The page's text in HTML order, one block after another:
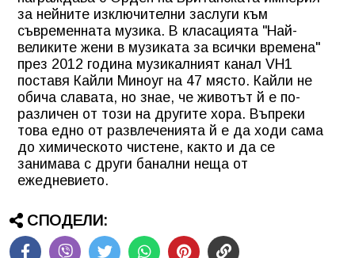
за нейните изключителни заслуги към
съвременната музика. В класацията "Най-
великите жени в музиката за всички времена"
през 2012 година музикалният канал VH1
поставя Кайли Миноуг на 47 място. Кайли не
обича славата, но знае, че животът й е по-
различен от този на другите хора. Въпреки
това едно от развлеченията й е да ходи сама
до химическото чистене, както и да се
занимава с други банални неща от
ежедневието.
СПОДЕЛИ: